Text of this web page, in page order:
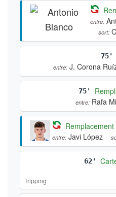
entre:
sort:
75'
entre: J. Corona
75'
entre: Rafa
Remplacement
entre: Javi López
Tripping